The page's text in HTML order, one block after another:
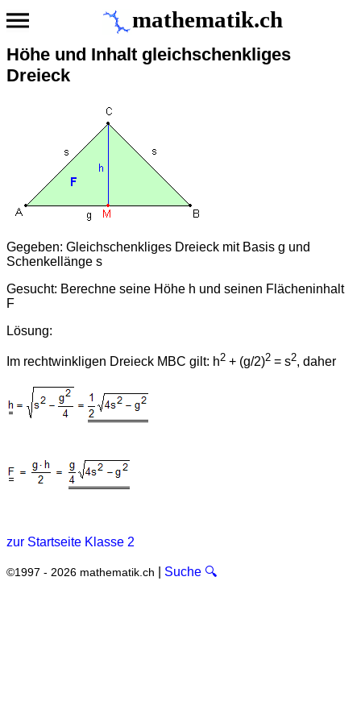
mathematik.ch
Höhe und Inhalt gleichschenkliges
Dreieck
Gegeben: Gleichschenkliges Dreieck mit Basis g und
Schenkellänge s
Gesucht: Berechne seine Höhe h und seinen Flächeninhalt
F
Lösung:
Im rechtwinkligen Dreieck MBC gilt: h2 + (g/2)2 = s2, daher
zur Startseite Klasse 2
©1997 - 2026 mathematik.ch Suche 🔍